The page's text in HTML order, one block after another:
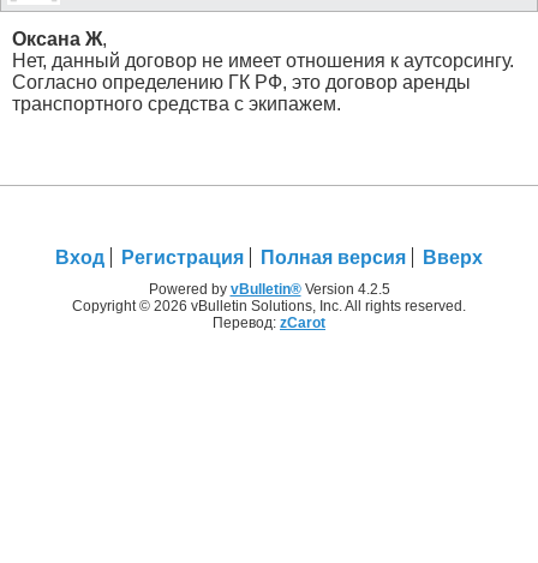
Оксана Ж,
Нет, данный договор не имеет отношения к аутсорсингу.
Согласно определению ГК РФ, это договор аренды
транспортного средства с экипажем.
Вход Регистрация Полная версия Вверх
Powered by vBulletin®Version 4.2.5
Copyright © 2026 vBulletin Solutions, Inc. All rights reserved.
Перевод: zCarot